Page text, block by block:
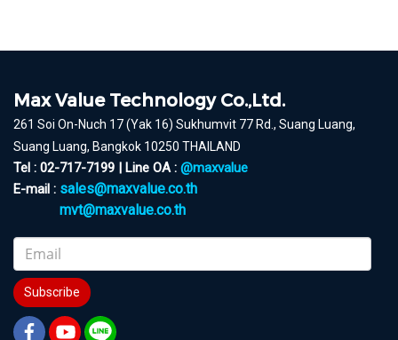
Max Value Technology Co.,Ltd.
261 Soi On-Nuch 17 (Yak 16) Sukhumvit 77 Rd., Suang Luang,
Suang Luang, Bangkok 10250 THAILAND
Tel : 02-717-7199 | Line OA : @maxvalue
E-mail : sales@maxvalue.co.th
mvt@maxvalue.co.th
Subscribe